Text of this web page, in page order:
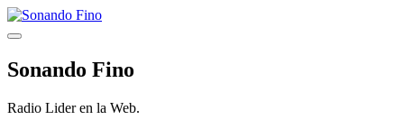
Saltar
al
Menú
Sonando Fino
Radio Lider en la Web.